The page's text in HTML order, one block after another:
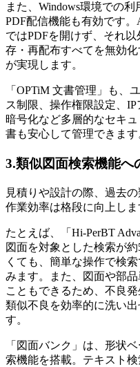
また、Windows環境での
PDF配信機能も有効です。
ではPDFを開けず、それ
存・再配布すべてを無効
が実現します。
「OPTiM 文書管理」も、
ス制限、操作権限設定、
暗号化など多層的なセキ
書も安心して管理できます
3.類似図面検索機能へ
見積りや設計の際、過去
作業効率は格段に向上しま
たとえば、「Hi-PerBT
図面を対象とした検索が
くても、簡単な操作で検
みます。また、図面や部
こともできるため、不良
類似不良を効率的に洗い
す。
「図面バンク」は、形状
索機能を搭載。テキスト